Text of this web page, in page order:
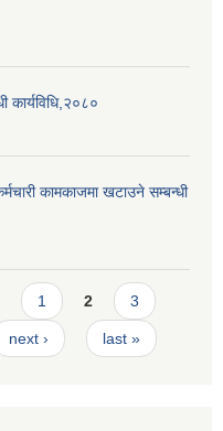
कार्यविधि,२०८०
कामकाजमा खटाउने सम्बन्धी
1 2 3
next › last »